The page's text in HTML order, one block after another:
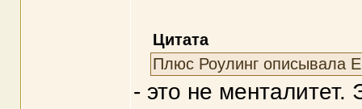
Цитата
Плюс Роулинг описывала
- это не менталитет.